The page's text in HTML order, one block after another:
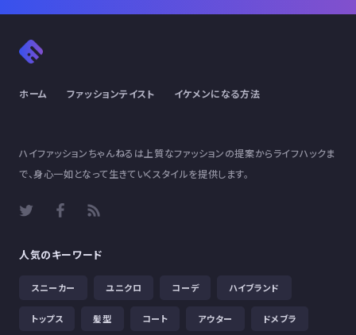
ホーム ファッションテイスト イケメンになる方法
ハイファッションちゃんねるは上質なファッションの提案からライフハックま
で、身心一如となって生きていくスタイルを提供します。
人気のキーワード
スニーカー ユニクロ コーデ ハイブランド
トップス 髪型 コート アウター ドメブラ